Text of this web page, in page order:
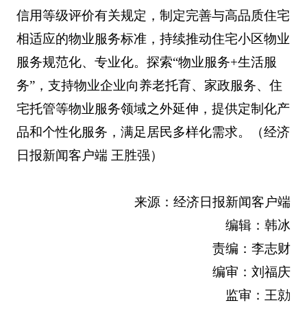
信用等级评价有关规定，制定完善与高品质住宅
相适应的物业服务标准，持续推动住宅小区物业
服务规范化、专业化。探索“物业服务+生活服
务”，支持物业企业向养老托育、家政服务、住
宅托管等物业服务领域之外延伸，提供定制化产
品和个性化服务，满足居民多样化需求。（经济
日报新闻客户端 王胜强）
来源：经济日报新闻客户端
编辑：韩冰
责编：李志财
编审：刘福庆
监审：王勍